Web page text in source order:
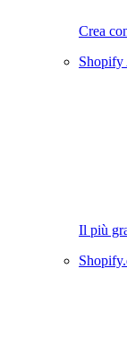
Crea
Shopify
Il più